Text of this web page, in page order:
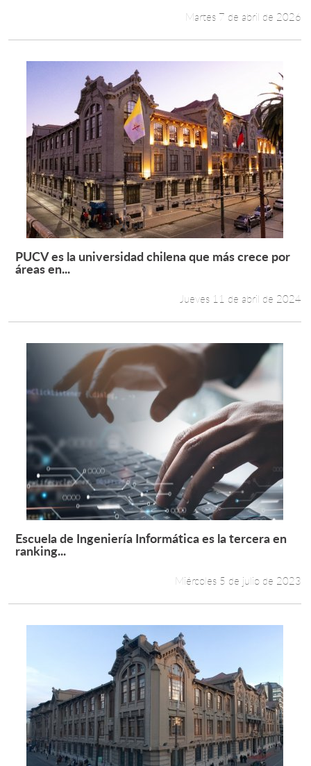
Martes 7 de abril de 2026
Leer más +
PUCV es la universidad chilena que más crece por
áreas en...
Jueves 11 de abril de 2024
Leer más +
Escuela de Ingeniería Informática es la tercera en
ranking...
Miércoles 5 de julio de 2023